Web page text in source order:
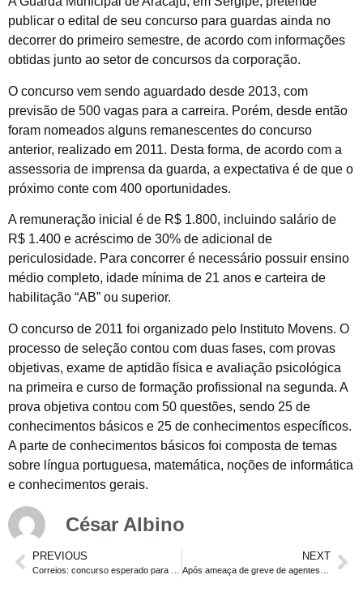
publicar o edital de seu concurso para guardas ainda no
decorrer do primeiro semestre, de acordo com informações
obtidas junto ao setor de concursos da corporação.
O concurso vem sendo aguardado desde 2013, com
previsão de 500 vagas para a carreira. Porém, desde então
foram nomeados alguns remanescentes do concurso
anterior, realizado em 2011. Desta forma, de acordo com a
assessoria de imprensa da guarda, a expectativa é de que o
próximo conte com 400 oportunidades.
A remuneração inicial é de R$ 1.800, incluindo salário de
R$ 1.400 e acréscimo de 30% de adicional de
periculosidade. Para concorrer é necessário possuir ensino
médio completo, idade mínima de 21 anos e carteira de
habilitação “AB” ou superior.
O concurso de 2011 foi organizado pelo Instituto Movens. O
processo de seleção contou com duas fases, com provas
objetivas, exame de aptidão física e avaliação psicológica
na primeira e curso de formação profissional na segunda. A
prova objetiva contou com 50 questões, sendo 25 de
conhecimentos básicos e 25 de conhecimentos específicos.
A parte de conhecimentos básicos foi composta de temas
sobre língua portuguesa, matemática, noções de informática
e conhecimentos gerais.
César Albino
PREVIOUS NEXT